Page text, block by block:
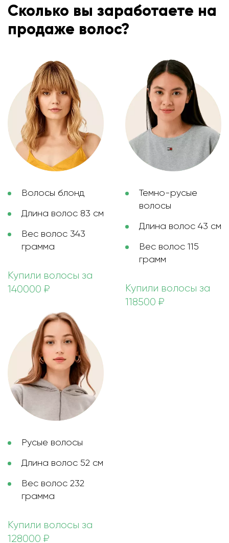
Сколько вы заработаете на
продаже волос?
Волосы блонд
Длина волос 83 см
Вес волос 343
грамма
Купили волосы за
140000 ₽
Темно-русые
волосы
Длина волос 43 см
Вес волос 115
грамм
Купили волосы за
118500 ₽
Русые волосы
Длина волос 52 см
Вес волос 232
грамма
Купили волосы за
128000 ₽